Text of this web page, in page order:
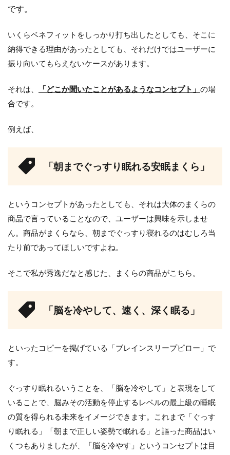
です。
いくらベネフィットをしっかり打ち出したとしても、そこに
納得できる理由があったとしても、それだけではユーザーに
振り向いてもらえないケースがあります。
それは、 「どこか聞いたことがあるようなコンセプト」 の場
合です。
例えば、
「朝までぐっすり眠れる安眠まくら」
というコンセプトがあったとしても、それは大体のまくらの
商品で言っていることなので、ユーザーは興味を示しませ
ん。商品がまくらなら、朝までぐっすり寝れるのはむしろ当
たり前であってほしいですよね。
そこで私が秀逸だなと感じた、まくらの商品がこちら。
「脳を冷やして、速く、深く眠る」
といったコピーを掲げている「ブレインスリープピロー」で
す。
ぐっすり眠れるいうことを、「脳を冷やして」と表現をして
いることで、脳みその活動を停止するレベルの最上級の睡眠
の質を得られる未来をイメージできます。これまで「ぐっす
り眠れる」「朝まで正しい姿勢で眠れる」と謳った商品はい
くつもありましたが、「脳を冷やす」というコンセプトは目